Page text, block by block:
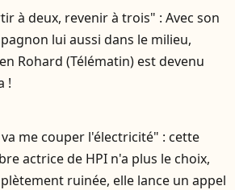
à deux, revenir à trois" : Avec son
lui aussi dans le milieu,
Rohard (Télématin) est devenu
!
me couper l'électricité" : cette
actrice de HPI n'a plus le choix,
ruinée, elle lance un appel